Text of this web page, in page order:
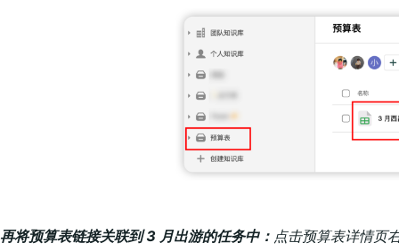
再将预算表链接关联到 3 月出游的任务中： 点击预算表详情页